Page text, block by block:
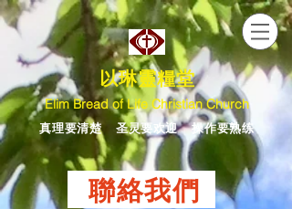
以琳靈糧堂
Elim Bread of Life Christian Church
真理要清楚 圣灵要欢迎 操作要熟练
聯絡我們